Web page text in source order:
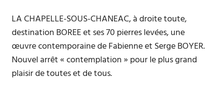
LA CHAPELLE-SOUS-CHANEAC, à droite toute,
destination BOREE et ses 70 pierres levées, une
œuvre contemporaine de Fabienne et Serge BOYER.
Nouvel arrêt « contemplation » pour le plus grand
plaisir de toutes et de tous.